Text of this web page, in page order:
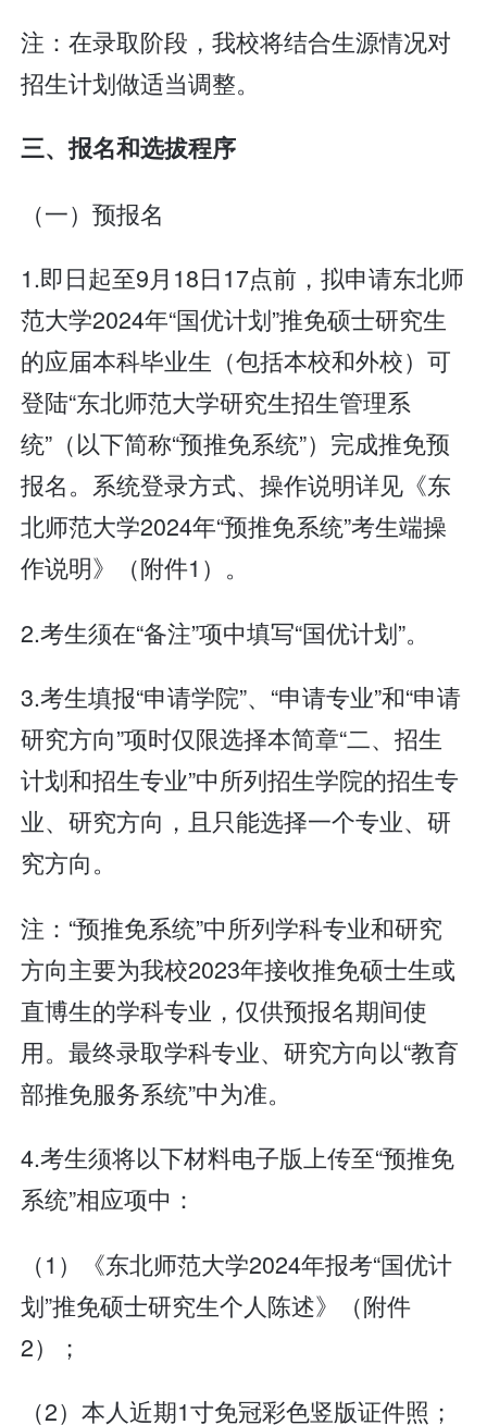
注：在录取阶段，我校将结合生源情况对
招生计划做适当调整。
三、报名和选拔程序
（一）预报名
1.即日起至9月18日17点前，拟申请东北师
范大学2024年“国优计划”推免硕士研究生
的应届本科毕业生（包括本校和外校）可
登陆“东北师范大学研究生招生管理系
统”（以下简称“预推免系统”）完成推免预
报名。系统登录方式、操作说明详见《东
北师范大学2024年“预推免系统”考生端操
作说明》（附件1）。
2.考生须在“备注”项中填写“国优计划”。
3.考生填报“申请学院”、“申请专业”和“申请
研究方向”项时仅限选择本简章“二、招生
计划和招生专业”中所列招生学院的招生专
业、研究方向，且只能选择一个专业、研
究方向。
注：“预推免系统”中所列学科专业和研究
方向主要为我校2023年接收推免硕士生或
直博生的学科专业，仅供预报名期间使
用。最终录取学科专业、研究方向以“教育
部推免服务系统”中为准。
4.考生须将以下材料电子版上传至“预推免
系统”相应项中：
（1）《东北师范大学2024年报考“国优计
划”推免硕士研究生个人陈述》（附件
2）；
（2）本人近期1寸免冠彩色竖版证件照；